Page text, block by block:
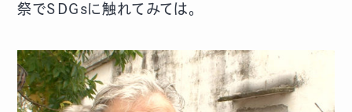
祭でSDGsに触れてみては。